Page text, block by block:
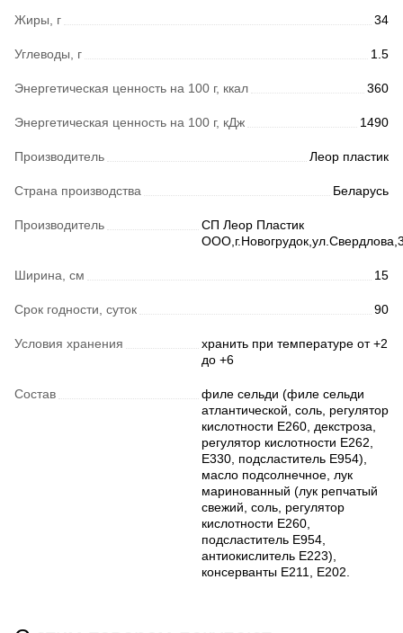
Жиры, г 34
Углеводы, г 1.5
Энергетическая ценность на 100 г, ккал 360
Энергетическая ценность на 100 г, кДж 1490
Производитель Леор пластик
Страна производства Беларусь
Производитель
СП Леор Пластик
Ширина, см 15
Срок годности, суток 90
Условия хранения
хранить при температуре от +2
до +6
Состав
филе сельди (филе сельди
атлантической, соль, регулятор
кислотности Е260, декстроза,
регулятор кислотности Е262,
Е330, подсластитель Е954),
масло подсолнечное, лук
маринованный (лук репчатый
свежий, соль, регулятор
кислотности Е260,
подсластитель Е954,
антиокислитель Е223),
консерванты Е211, Е202.